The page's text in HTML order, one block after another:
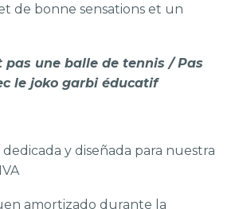
de bonne sensations et un
pas une balle de tennis / Pas
le joko garbi éducatif
y diseñada para nuestra
amortizado durante la